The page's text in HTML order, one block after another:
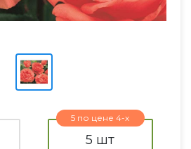
5 по цене 4-х
5 шт